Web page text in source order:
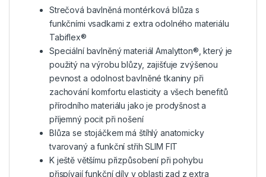
Strečová bavlněná montérková blůza s
funkčními vsadkami z extra odolného materiálu
Tabiflex®
Speciální bavlněný materiál Amalytton®, který je
použitý na výrobu blůzy, zajišťuje zvýšenou
pevnost a odolnost bavlněné tkaniny při
zachování komfortu elasticity a všech benefitů
přírodního materiálu jako je prodyšnost a
příjemný pocit při nošení
Blůza se stojáčkem má štíhlý anatomicky
tvarovaný a funkční střih SLIM FIT
K ještě většímu přizpůsobení při pohybu
přispívají funkční díly v oblasti zad z extra